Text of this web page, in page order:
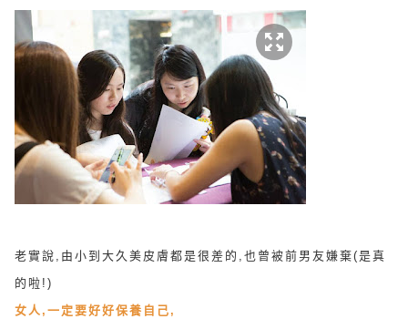
老實說,由小到大久美皮膚都是很差的,也曾被前男友嫌棄(是真
的啦!)
女人,一定要好好保養自己,